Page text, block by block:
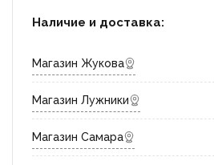
Наличие и доставка:
Магазин Жукова
Магазин Лужники
Магазин Самара